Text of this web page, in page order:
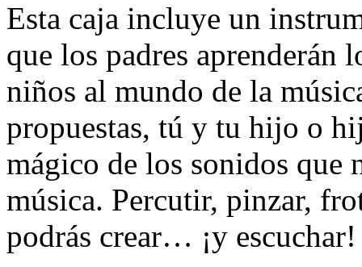
Esta caja incluye un
que los padres aprenderán
niños al mundo de la
propuestas, tú y tu hijo o
mágico de los sonidos que
música. Percutir, pinzar,
podrás crear… ¡y escuchar!